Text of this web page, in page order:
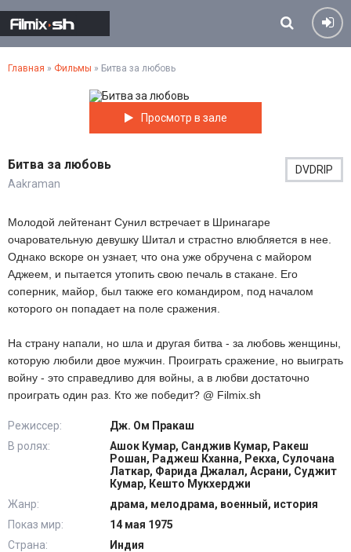
Главная » Фильмы » Битва за любовь
Просмотр в зале
Битва за любовь
Aakraman
DVDRIP
Молодой лейтенант Сунил встречает в Шринагаре
очаровательную девушку Шитал и страстно влюбляется в нее.
Однако вскоре он узнает, что она уже обручена с майором
Аджеем, и пытается утопить свою печаль в стакане. Его
соперник, майор, был также его командиром, под началом
которого он попадает на поле сражения.
На страну напали, но шла и другая битва - за любовь женщины,
которую любили двое мужчин. Проиграть сражение, но выиграть
войну - это справедливо для войны, а в любви достаточно
проиграть один раз. Кто же победит? @ Filmix.sh
Режиссер:
Дж. Ом Пракаш
В ролях:
Ашок Кумар, Санджив Кумар, Ракеш
Рошан, Раджеш Кханна, Рекха, Сулочана
Латкар, Фарида Джалал, Асрани, Суджит
Кумар, Кешто Мукхерджи
Жанр:
драма, мелодрама, военный, история
Показ мир:
14 мая 1975
Страна:
Индия